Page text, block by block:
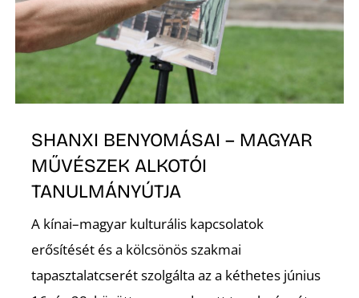
SHANXI BENYOMÁSAI – MAGYAR
MŰVÉSZEK ALKOTÓI
TANULMÁNYÚTJA
A kínai–magyar kulturális kapcsolatok
erősítését és a kölcsönös szakmai
tapasztalatcserét szolgálta az a kéthetes június